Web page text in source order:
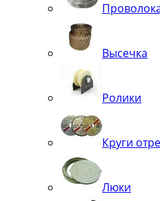
Высечка
Ролики
Круги
Люки